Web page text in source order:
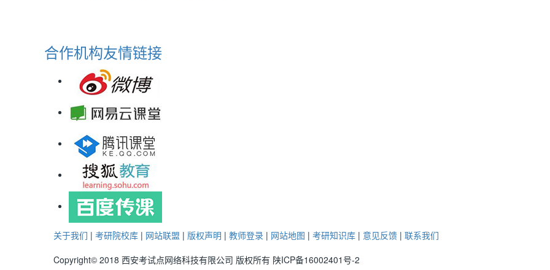
合作机构友情链接
关于我们 | 考研院校库 | 网站联盟 | 版权声明 | 教师登录 | 网站地图 | 考研知识库 | 意见反馈 | 联系我们
Copyright© 2018 西安考试点网络科技有限公司 版权所有 陕ICP备16002401号-2